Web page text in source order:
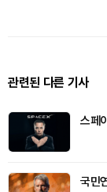
관련된 다른 기사
스페
국민